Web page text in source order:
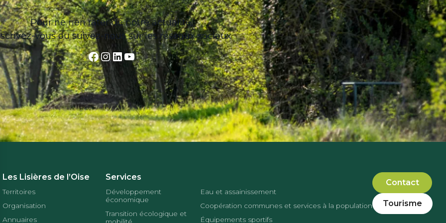
Pour ne rien rater de notre actualité,
vous ou suivez-nous sur les réseaux sociaux
Facebook
Instagram
LinkedIn
YouTube
Les Lisières de l’Oise
Territoires
Organisation
Annuaires
Services
Développement
économique
Transition écologique et
mobilité
Eau et assainissement
Coopération communes et services à la population
Équipements sportifs
Contact
Tourisme